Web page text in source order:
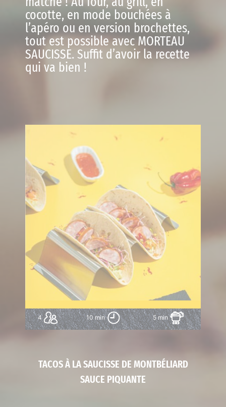
cocotte, en mode bouchées à
l’apéro ou en version brochettes,
tout est possible avec MORTEAU
SAUCISSE. Suffit d’avoir la recette
qui va bien !
4 10 min 5 min
TACOS À LA SAUCISSE DE MONTBÉLIARD
SAUCE PIQUANTE